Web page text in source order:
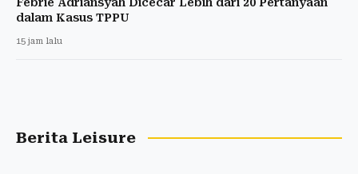
dalam Kasus TPPU
15 jam lalu
Berita Leisure